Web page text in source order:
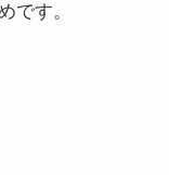
です。